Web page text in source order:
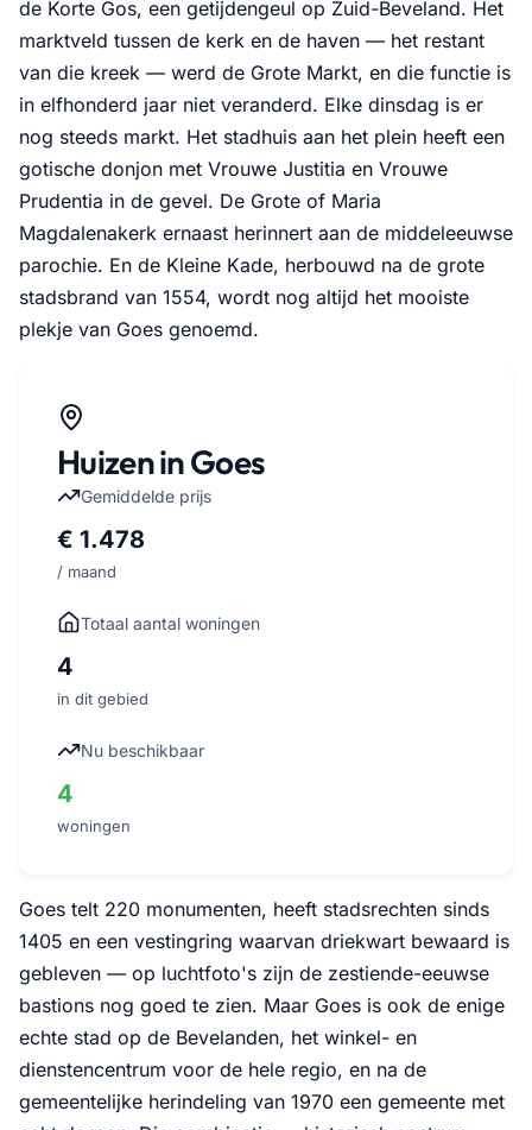
de Korte Gos, een getijdengeul op Zuid-Beveland. Het
marktveld tussen de kerk en de haven — het restant
van die kreek — werd de Grote Markt, en die functie is
in elfhonderd jaar niet veranderd. Elke dinsdag is er
nog steeds markt. Het stadhuis aan het plein heeft een
gotische donjon met Vrouwe Justitia en Vrouwe
Prudentia in de gevel. De Grote of Maria
Magdalenakerk ernaast herinnert aan de middeleeuwse
parochie. En de Kleine Kade, herbouwd na de grote
stadsbrand van 1554, wordt nog altijd het mooiste
plekje van Goes genoemd.
Huizen in Goes
Gemiddelde prijs
€ 1.478
/ maand
Totaal aantal woningen
4
in dit gebied
Nu beschikbaar
4
woningen
Goes telt 220 monumenten, heeft stadsrechten sinds
1405 en een vestingring waarvan driekwart bewaard is
gebleven — op luchtfoto's zijn de zestiende-eeuwse
bastions nog goed te zien. Maar Goes is ook de enige
echte stad op de Bevelanden, het winkel- en
dienstencentrum voor de hele regio, en na de
gemeentelijke herindeling van 1970 een gemeente met